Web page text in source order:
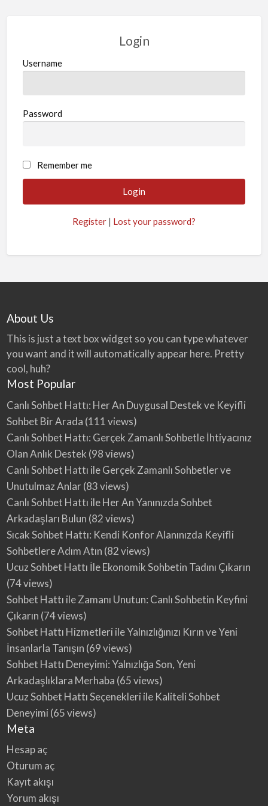
Login
Username
Password
Remember me
Register | Lost your password?
About Us
This is just a text box widget so you can type whatever
you want and it will automatically appear here. Pretty
cool, huh?
Most Popular
Canlı Sohbet Hattı: Her An Duygusal Destek ve Keyifli
Sohbet Bir Arada (111 views)
Canlı Sohbet Hattı: Gerçek Zamanlı Sohbetle İhtiyacınız
Olan Anlık Destek (98 views)
Canlı Sohbet Hattı ile Gerçek Zamanlı Sohbetler ve
Unutulmaz Anlar(83 views)
Canlı Sohbet Hattı ile Her An Yanınızda Sohbet
Arkadaşları Bulun (82 views)
Sıcak Sohbet Hattı: Kendi Konfor Alanınızda Keyifli
Sohbetlere Adım Atın (82 views)
Ucuz Sohbet Hattı İle Ekonomik Sohbetin Tadını Çıkarın
(74 views)
Sohbet Hattı ile Zamanı Unutun: Canlı Sohbetin Keyfini
Çıkarın (74 views)
Sohbet Hattı Hizmetleri ile Yalnızlığınızı Kırın ve Yeni
İnsanlarla Tanışın (69 views)
Sohbet Hattı Deneyimi: Yalnızlığa Son, Yeni
Arkadaşlıklara Merhaba (65 views)
Ucuz Sohbet Hattı Seçenekleri ile Kaliteli Sohbet
Deneyimi (65 views)
Meta
Hesap aç
Oturum aç
Kayıt akışı
Yorum akışı